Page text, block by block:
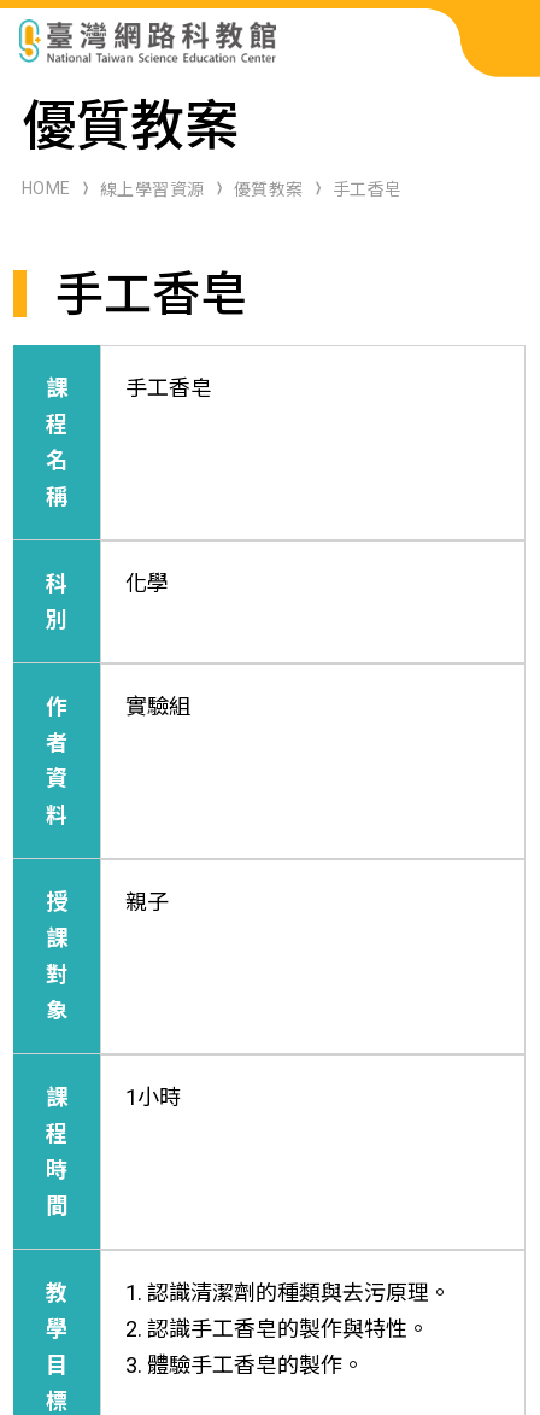
科展作品檢索
科學研習月刊
優質教案
HOME 線上學習資源 優質教案 手工香皂
手工香皂
課
程
名
稱
手工香皂
科
別
化學
作
者
資
料
實驗組
授
課
對
象
親子
課
程
時
間
1小時
教
學
目
標
1. 認識清潔劑的種類與去污原理。
2. 認識手工香皂的製作與特性。
3. 體驗手工香皂的製作。